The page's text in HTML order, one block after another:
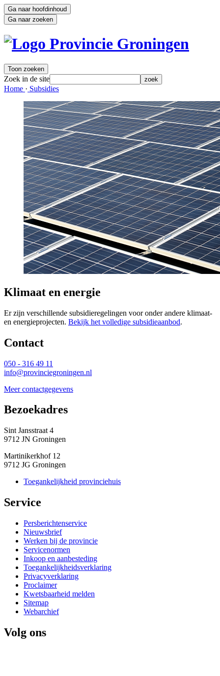
Ga naar hoofdinhoud
Ga naar zoeken
Toon zoeken
Zoek in de site zoek
Home · Subsidies
Klimaat en energie
Er zijn verschillende subsidieregelingen voor onder andere klimaat-
en energieprojecten. Bekijk het volledige subsidieaanbod.
Contact
050 - 316 49 11
info@provinciegroningen.nl
Meer contactgegevens
Bezoekadres
Sint Jansstraat 4
9712 JN Groningen
Martinikerkhof 12
9712 JG Groningen
Toegankelijkheid provinciehuis
Service
Persberichtenservice
Nieuwsbrief
Werken bij de provincie
Servicenormen
Inkoop en aanbesteding
Toegankelijkheidsverklaring
Privacyverklaring
Proclaimer
Kwetsbaarheid melden
Sitemap
Webarchief
Volg ons